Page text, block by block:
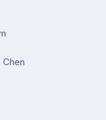
Chen